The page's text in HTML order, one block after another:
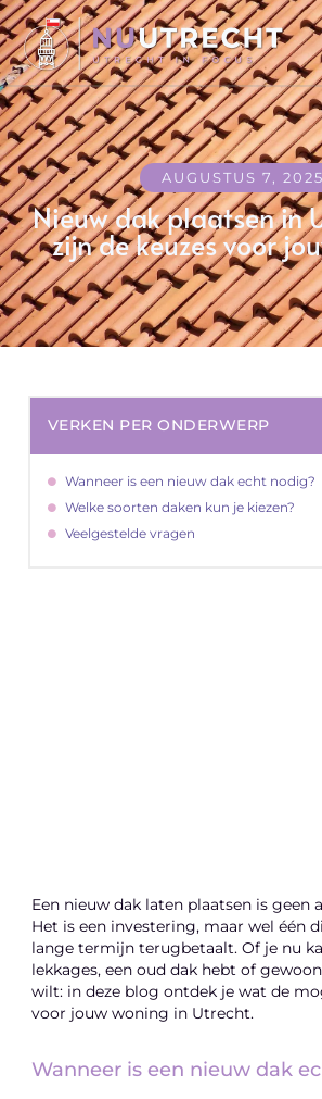
AUGUSTUS 7, 2025
Nieuw dak plaatsen in
zijn de keuzes voor
Een nieuw dak laten plaatsen is geen
Het is een investering, maar wel één
lange termijn terugbetaalt. Of je nu
lekkages, een oud dak hebt of
wilt: in deze blog ontdek je wat de
voor jouw woning in Utrecht.
Wanneer is een nieuw dak
VERKEN PER ONDERWERP
Wanneer is een nieuw dak echt nodig?
Welke soorten daken kun je kiezen?
Veelgestelde vragen